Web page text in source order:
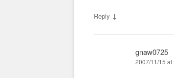
Reply ↓
gnaw0725
2007/11/15